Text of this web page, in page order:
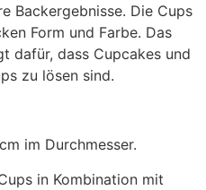
Backergebnisse. Die Cups
Form und Farbe. Das
dafür, dass Cupcakes und
zu lösen sind.
im Durchmesser.
in Kombination mit